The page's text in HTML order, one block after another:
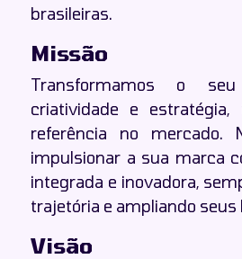
Termos
Termos de Serviço da Cupcode
Termos de Uso da Cupcode
Termo de Garantia de 2 Anos
Termos de Uso do GiantLeap
Termos de Uso do IndicaAí
brasileiras.
Missão
Transformamos o
criatividade e estratégia,
referência no mercado.
impulsionar a sua marca
integrada e inovadora,
trajetória e ampliando seus
Visão